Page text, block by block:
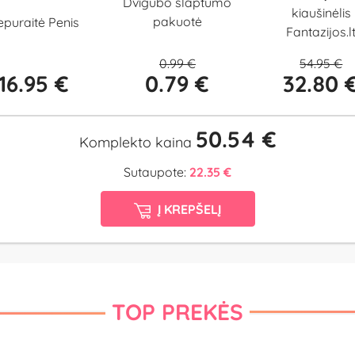
Penis
€
pakuotė
0.99 €
0.79 €
kiaušinėlis
54.95 €
32.80
Komplekto kaina 50.54 €
Sutaupote: 22.35 €
Į KREPŠELĮ
TOP PREKĖS